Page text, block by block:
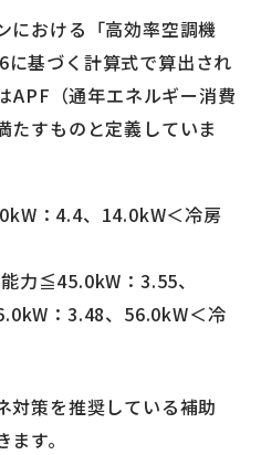
における「高効率空調機
基づく計算式で算出され
APF（通年エネルギー消費
たすものと定義していま
：4.4、14.0kW＜冷房
力≦45.0kW：3.55、
：3.48、56.0kW＜冷
対策を推奨している補助
す。